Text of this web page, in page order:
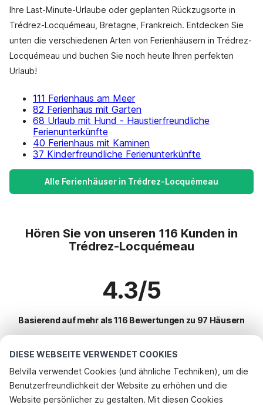
DIESE WEBSEITE VERWENDET COOKIES
Belvilla verwendet Cookies (und ähnliche Techniken), um die
Benutzerfreundlichkeit der Website zu erhöhen und die
Website persönlicher zu gestalten. Mit diesen Cookies
Ihre Last-Minute-Urlaube oder geplanten Rückzugsorte in
Trédrez-Locquémeau, Bretagne, Frankreich. Entdecken Sie
unten die verschiedenen Arten von Ferienhäusern in Trédrez-
Locquémeau und buchen Sie noch heute Ihren perfekten
Urlaub!
111 Ferienhaus am Meer
82 Ferienhaus mit Garten
68 Urlaub mit Hund - Haustierfreundliche
Ferienunterkünfte
40 Ferienhaus mit Kaminen
37 Kinderfreundliche Ferienunterkünfte
Alle Ferienhäuser in Trédrez-Locquémeau
Hören Sie von unseren 116 Kunden in
Trédrez-Locquémeau
4.3/5
Basierend auf mehr als 116 Bewertungen zu 97 Häusern
Beliebteste Reiseziele für Urlaub
Top-Städte mit Top-Annehmlichkeiten für den Urlaub
Rufen Sie an, um zu buchen